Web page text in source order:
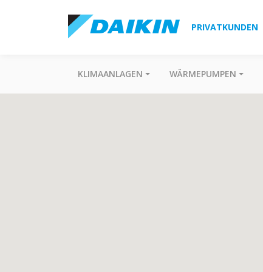
PRIVATKUNDEN
KLIMAANLAGEN WÄRMEPUMPEN